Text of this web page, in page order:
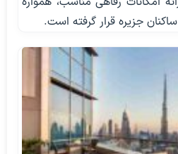
جزیره قرار گرفته است.